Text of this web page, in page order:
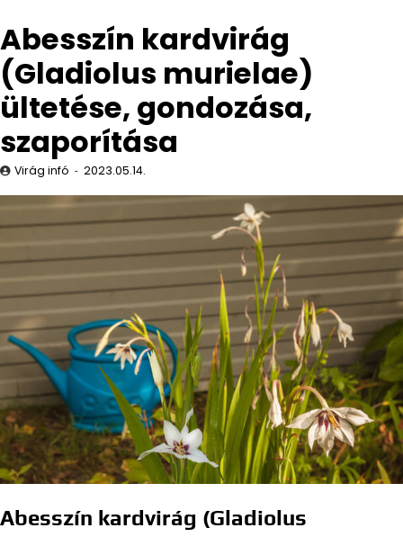
Abesszín kardvirág
(Gladiolus murielae)
ültetése, gondozása,
szaporítása
Virág infó 2023.05.14.
Abesszín kardvirág (Gladiolus